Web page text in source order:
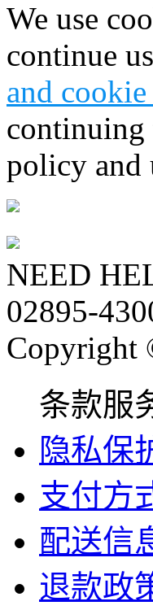
We use
continue
and
continuing
policy and
NEED
02895-
Copyright
条款服
隐私保
支付方
配送信
退款政